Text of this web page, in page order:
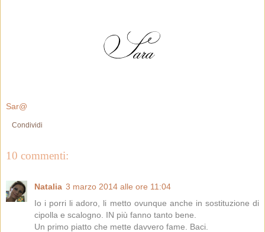
Sar@
Condividi
10 commenti:
Natalia 3 marzo 2014 alle ore 11:04
Io i porri li adoro, li metto ovunque anche in sostituzione di
cipolla e scalogno. IN più fanno tanto bene.
Un primo piatto che mette davvero fame. Baci.